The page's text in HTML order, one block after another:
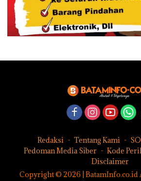
Redaksi Tentang Kami
Pedoman Media Siber
Kode
Disclaimer
Copyright © 2026 | BatamInfo.co.id